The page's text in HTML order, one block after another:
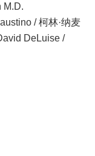
M.D.
/ 柯林·纳麦
DeLuise /